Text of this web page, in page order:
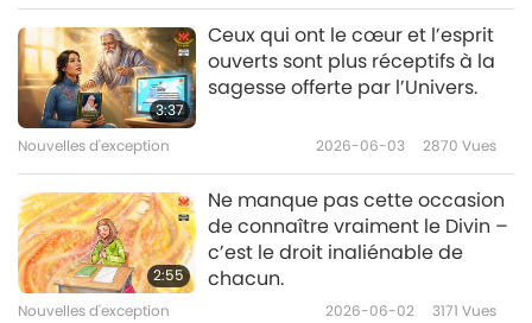
Nouvelles d'exception 2020-02-07 3081Vues
30:28
Nouvelles d'exception
Nouvelles d'exception 2020-02-08 3287Vues
9
27:58
Nouvelles d'exception
3:37
Ceux qui ont le cœur et l’esprit
ouverts sont plus réceptifs à la
sagesse offerte par l’Univers.
Nouvelles d'exception 2026-06-03 2870 Vues
2:55
Ne manque pas cette occasion
de connaître vraiment le Divin –
c’est le droit inaliénable de
chacun.
Nouvelles d'exception 2026-06-02 3171 Vues